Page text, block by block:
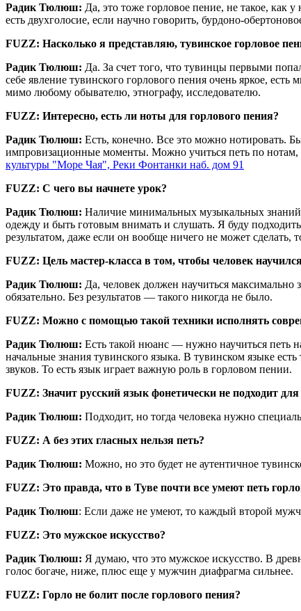
Радик Тюлюш: Да, это тоже горловое пение, не такое, как
есть двухголосие, если научно говорить, бурдоно-
FUZZ: Насколько я представляю, тувинское горловое
Радик Тюлюш: Да. За счет того, что тувинцы первыми
себе явление тувинского горлового пения очень яркое,
мимо любому обывателю, этнографу, исследователю.
FUZZ: Интересно, есть ли ноты для горлового пения?
Радик Тюлюш: Есть, конечно. Все это можно нотировать.
импровизационные моменты. Можно учиться петь по нотам,
культуры "Море Чая", Реки Фонтанки наб. дом 91
FUZZ: С чего вы начнете урок?
Радик Тюлюш: Наличие минимальных музыкальных знаний
одежду и быть готовым внимать и слушать. Я буду
результатом, даже если он вообще ничего не может сделать,
FUZZ: Цель мастер-класса в том, чтобы человек
Радик Тюлюш: Да, человек должен научиться максимально
обязательно. Без результатов — такого никогда не было.
FUZZ: Можно с помощью такой техники исполнять
Радик Тюлюш: Есть такой нюанс — нужно научиться петь
начальные знания тувинского языка. В тувинском языке
звуков. То есть язык играет важную роль в горловом пении.
FUZZ: Значит русский язык фонетически не подходит для
Радик Тюлюш: Подходит, но тогда человека нужно
FUZZ: А без этих гласных нельзя петь?
Радик Тюлюш: Можно, но это будет не аутентичное
FUZZ: Это правда, что в Туве почти все умеют петь
Радик Тюлюш: Если даже не умеют, то каждый второй
FUZZ: Это мужское искусство?
Радик Тюлюш: Я думаю, что это мужское искусство. В
голос богаче, ниже, плюс еще у мужчин диафрагма сильнее.
FUZZ: Горло не болит после горлового пения?